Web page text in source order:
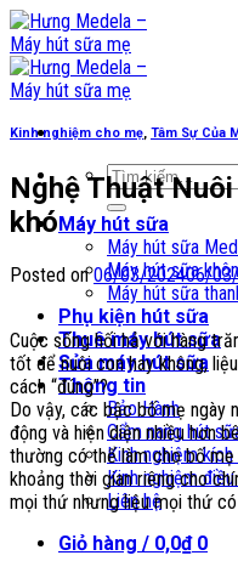
Skip
to
content
Tìm
kiếm:
Máy hút sữa
Máy hút sữa
Máy hút sữa
Máy hút sữa
Phụ kiện hút sữa
Thuê máy hút sữa
Sửa máy hút sữa
Thông tin
Bảo Hành
Cẩm nang hút
Kinh nghiệm
Kinh nghiệm
Liên hệ
Giỏ hàng / 0,0₫ 0
Kinh nghiệm cho mẹ, Tâm Sự Của
Nghệ Thuật
khó
Posted on06/03/202406/
Cuộc sống hối hả với hàng
tốt để nuôi con hay không,
cách “đúng”?
Do vậy, các bậc bố mẹ ngày
động và hiện diện nhiều hơn
thường có thể làm cho bố
khoảng thời gian riêng cho
mọi thứ nhưng liệu mọi thứ có